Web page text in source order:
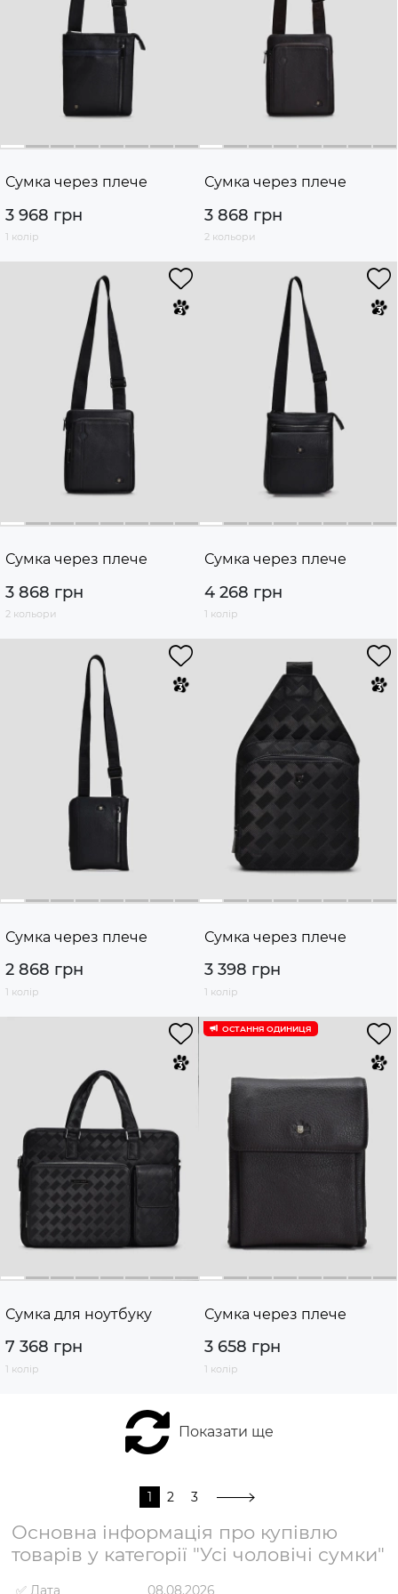
Сумка через плече
3 968 грн
1 колір
Сумка через плече
3 868 грн
2 кольори
Сумка через плече
3 868 грн
2 кольори
Сумка через плече
4 268 грн
1 колір
Сумка через плече
2 868 грн
1 колір
Сумка через плече
3 398 грн
1 колір
Сумка для ноутбуку
7 368 грн
1 колір
ОСТАННЯ ОДИНИЦЯ
Сумка через плече
3 658 грн
1 колір
Показати ще
1 2 3
Основна інформація про купівлю
товарів у категорії "Усі чоловічі сумки"
✅ Дата
08.08.2026